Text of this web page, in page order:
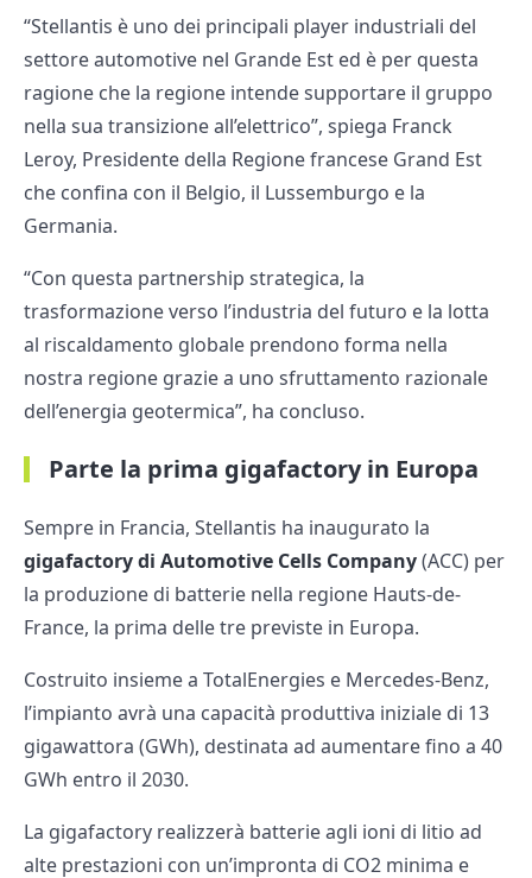
“Stellantis è uno dei principali player industriali del
settore automotive nel Grande Est ed è per questa
ragione che la regione intende supportare il gruppo
nella sua transizione all’elettrico”, spiega Franck
Leroy, Presidente della Regione francese Grand Est
che confina con il Belgio, il Lussemburgo e la
Germania.
“Con questa partnership strategica, la
trasformazione verso l’industria del futuro e la lotta
al riscaldamento globale prendono forma nella
nostra regione grazie a uno sfruttamento razionale
dell’energia geotermica”, ha concluso.
Parte la prima gigafactory in Europa
Sempre in Francia, Stellantis ha inaugurato la
gigafactory di Automotive Cells Company(ACC) per
la produzione di batterie nella regione Hauts-de-
France, la prima delle tre previste in Europa.
Costruito insieme a TotalEnergies e Mercedes-Benz,
l’impianto avrà una capacità produttiva iniziale di 13
gigawattora (GWh), destinata ad aumentare fino a 40
GWh entro il 2030.
La gigafactory realizzerà batterie agli ioni di litio ad
alte prestazioni con un’impronta di CO2 minima e